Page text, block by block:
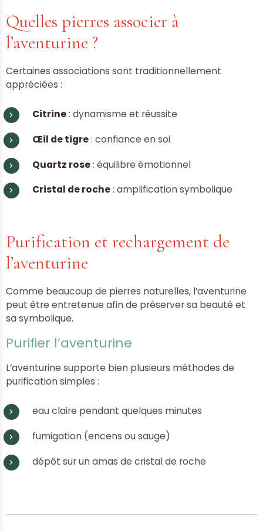
Quelles pierres associer à
l’aventurine ?
Certaines associations sont traditionnellement
appréciées :
Citrine: dynamisme et réussite
Œil de tigre: confiance en soi
Quartz rose: équilibre émotionnel
Cristal de roche: amplification symbolique
Purification et rechargement de
l’aventurine
Comme beaucoup de pierres naturelles, l’aventurine
peut être entretenue afin de préserver sa beauté et
sa symbolique.
Purifier l’aventurine
L’aventurine supporte bien plusieurs méthodes de
purification simples :
eau claire pendant quelques minutes
fumigation (encens ou sauge)
dépôt sur un amas de cristal de roche